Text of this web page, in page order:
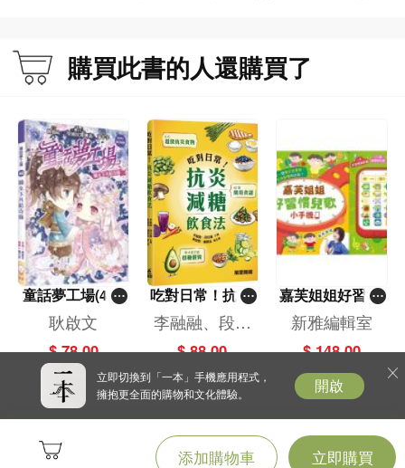
添加購物車 立即購買
鏡頭之下、甚至刻在心底的萬般風景。
透過觀察，對當地的過去與未來產生多
與感受。在路上，不僅可以看到讓人驚
歎的絕佳風景，還能認識這片土地的文
化底蘊，是一趟真正的身心靈淨化之
旅。
購買此書的人還購買了
童話夢工場(40)
——織女下凡結
奇緣
耿啟文
$ 78.00
吃對日常！抗炎
減糖飲食法
李融融、段佳
麗,黃梨煜、顧
$ 88.00
嘉芙姐姐好習慣
兒歌小手機
新雅編輯室
$ 148.00
立即切換到「一本」手機應用程式，
擁抱更全面的購物和文化體驗。
開啟